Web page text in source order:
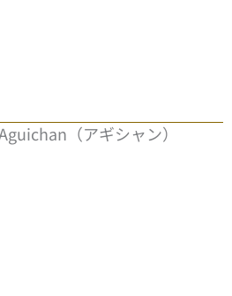
（アギシャン）